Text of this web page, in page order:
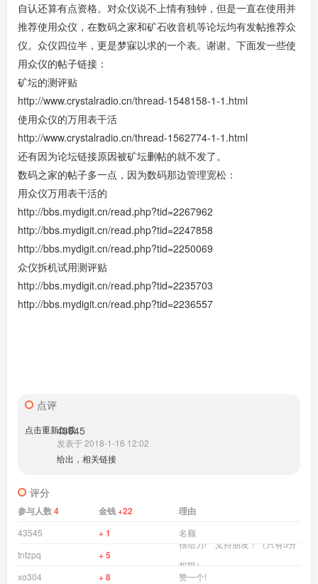
自认还算有点资格。对众仪说不上情有独钟，但是一直在使用并
推荐使用众仪，在数码之家和矿石收音机等论坛均有发帖推荐众
仪。众仪四位半，更是梦寐以求的一个表。谢谢。下面发一些使
用众仪的帖子链接：
矿坛的测评贴
http://www.crystalradio.cn/thread-1548158-1-1.html
使用众仪的万用表干活
http://www.crystalradio.cn/thread-1562774-1-1.html
还有因为论坛链接原因被矿坛删帖的就不发了。
数码之家的帖子多一点，因为数码那边管理宽松：
用众仪万用表干活的
http://bbs.mydigit.cn/read.php?tid=2267962
http://bbs.mydigit.cn/read.php?tid=2247858
http://bbs.mydigit.cn/read.php?tid=2250069
众仪拆机试用测评贴
http://bbs.mydigit.cn/read.php?tid=2235703
http://bbs.mydigit.cn/read.php?tid=2236557
点评
点击重新加载
43545
发表于 2018-1-16 12:02
给出，相关链接
评分
参与人数4 金钱+22 理由
43545 + 1
名额
tntzpq
+ 5
很给力! 支持朋友！（只有5分
权限）.
xo304
+ 8
赞一个!